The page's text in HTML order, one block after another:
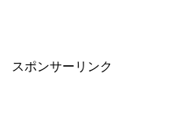
スポンサーリンク